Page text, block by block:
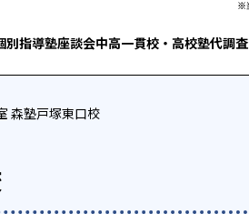
別指導塾座談会中高一貫校・高校塾代調査
森塾戸塚東口校